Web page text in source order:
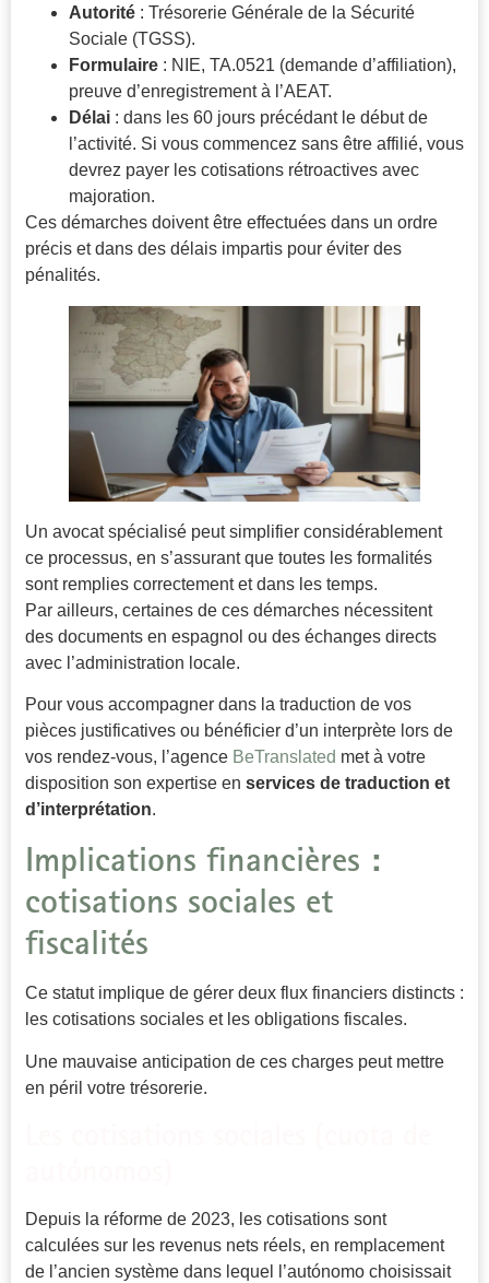
Autorité : Trésorerie Générale de la Sécurité
Sociale (TGSS).
Formulaire : NIE, TA.0521 (demande d’affiliation),
preuve d’enregistrement à l’AEAT.
Délai : dans les 60 jours précédant le début de
l’activité. Si vous commencez sans être affilié, vous
devrez payer les cotisations rétroactives avec
majoration.
Ces démarches doivent être effectuées dans un ordre
précis et dans des délais impartis pour éviter des
pénalités.
Un avocat spécialisé peut simplifier considérablement
ce processus, en s’assurant que toutes les formalités
sont remplies correctement et dans les temps.
Par ailleurs, certaines de ces démarches nécessitent
des documents en espagnol ou des échanges directs
avec l’administration locale.
Pour vous accompagner dans la traduction de vos
pièces justificatives ou bénéficier d’un interprète lors de
vos rendez-vous, l’agence BeTranslated met à votre
disposition son expertise en services de traduction et
d’interprétation.
Implications financières :
cotisations sociales et
fiscalités
Ce statut implique de gérer deux flux financiers distincts :
les cotisations sociales et les obligations fiscales.
Une mauvaise anticipation de ces charges peut mettre
en péril votre trésorerie.
Depuis la réforme de 2023, les cotisations sont
calculées sur les revenus nets réels, en remplacement
de l’ancien système dans lequel l’autónomo choisissait